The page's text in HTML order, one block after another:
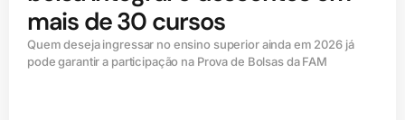
mais de 30 cursos
Quem deseja ingressar no ensino superior ainda em 2026 já
pode garantir a participação na Prova de Bolsas da FAM